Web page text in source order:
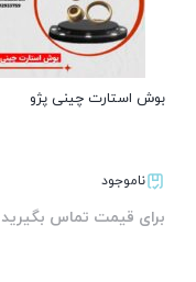
بوش استارت چینی پژو
ناموجود
برای قیمت تماس بگیرید